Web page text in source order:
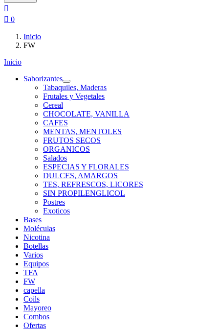

 0
Inicio
FW
Inicio
Saborizantes
Tabaquiles, Maderas
Frutales y Vegetales
Cereal
CHOCOLATE, VANILLA
CAFES
MENTAS, MENTOLES
FRUTOS SECOS
ORGANICOS
Salados
ESPECIAS Y FLORALES
DULCES, AMARGOS
TES, REFRESCOS, LICORES
SIN PROPILENGLICOL
Postres
Exoticos
Bases
Moléculas
Nicotina
Botellas
Varios
Equipos
TFA
FW
capella
Coils
Mayoreo
Combos
Ofertas